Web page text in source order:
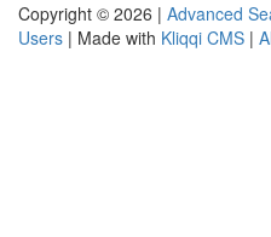
Copyright © 2026 | Advanced
Users | Made with Kliqqi CMS |